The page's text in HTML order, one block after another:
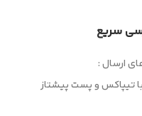
سریع
ارسال :
تیپاکس و پست پیشتاز